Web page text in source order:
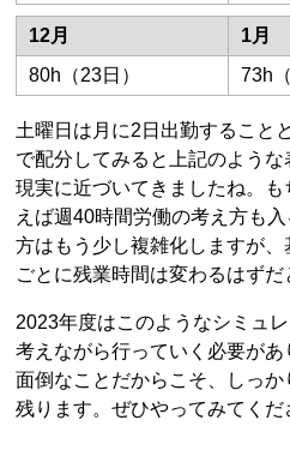
12月 1月
80h（23日）
73h
土曜日は月に2日出勤すること
で配分してみると上記のよう
現実に近づいてきましたね。
えば週40時間労働の考え方も
方はもう少し複雑化しますが
ごとに残業時間は変わるはずだ
2023年度はこのようなシミュ
考えながら行っていく必要があ
面倒なことだからこそ、しっ
残ります。ぜひやってみてくだ